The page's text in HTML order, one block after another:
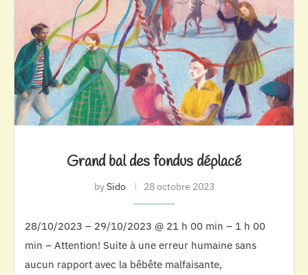
Grand bal des fondus déplacé
bySido 28 octobre 2023
28/10/2023 – 29/10/2023 @ 21 h 00 min – 1 h 00
min – Attention! Suite à une erreur humaine sans
aucun rapport avec la bêbête malfaisante,